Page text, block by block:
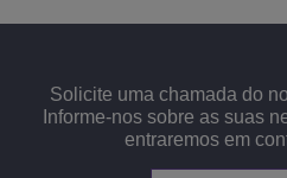
Solicite uma chamada do
Informe-nos sobre as suas
entraremos em